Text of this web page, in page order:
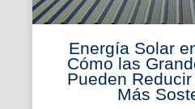
Energía Solar
Cómo las
Pueden
Más